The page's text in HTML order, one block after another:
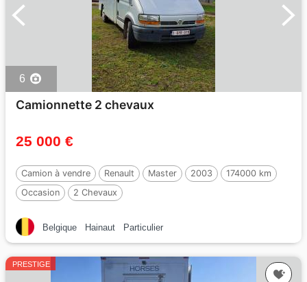
6
Camionnette 2 chevaux
25 000 €
Camion à vendre Renault Master 2003
174000 km
Occasion
2 Chevaux
Belgique Hainaut Particulier
PRESTIGE